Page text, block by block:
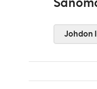
Johdon